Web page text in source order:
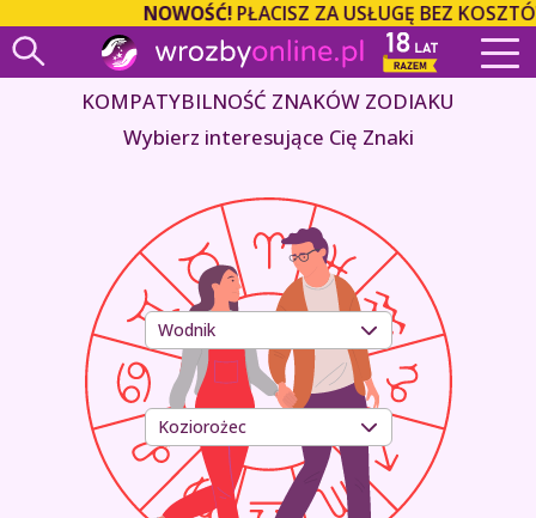
NOWOŚĆ!PŁACISZ ZA USŁUGĘ BEZ KOSZTÓW
KOMPATYBILNOŚĆ ZNAKÓW ZODIAKU
Wybierz interesujące Cię Znaki